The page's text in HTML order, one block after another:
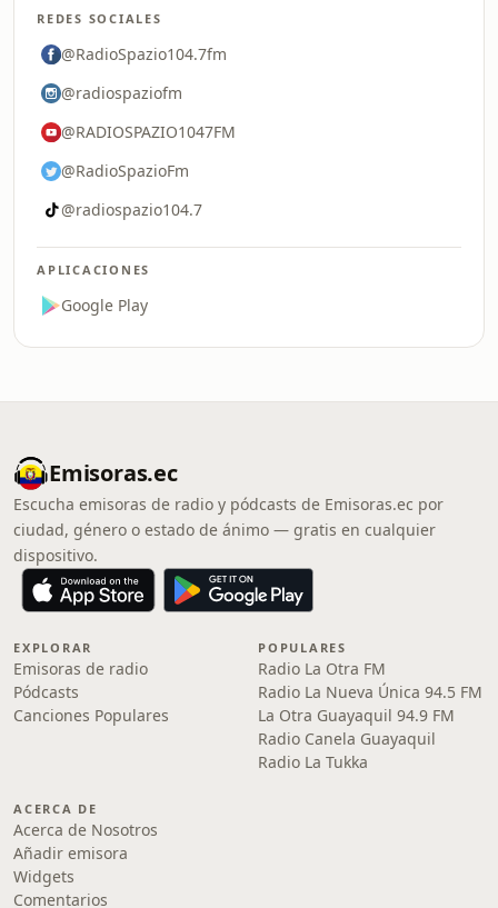
REDES SOCIALES
@RadioSpazio104.7fm
@radiospaziofm
@RADIOSPAZIO1047FM
@RadioSpazioFm
@radiospazio104.7
APLICACIONES
Google Play
Emisoras.ec
Escucha emisoras de radio y pódcasts de Emisoras.ec por
ciudad, género o estado de ánimo — gratis en cualquier
dispositivo.
EXPLORAR
Emisoras de radio
Pódcasts
Canciones Populares
POPULARES
Radio La Otra FM
Radio La Nueva Única 94.5 FM
La Otra Guayaquil 94.9 FM
Radio Canela Guayaquil
Radio La Tukka
ACERCA DE
Acerca de Nosotros
Añadir emisora
Widgets
Comentarios